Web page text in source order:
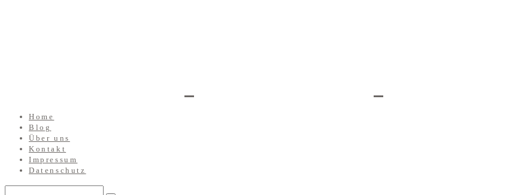
Home
Blog
Über uns
Kontakt
Impressum
Datenschutz